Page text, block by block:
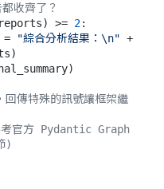
收齊了？
>= 2:
=
"綜合分析結果：\n"
傳特殊的訊號讓框架繼
官方 Pydantic Graph
)